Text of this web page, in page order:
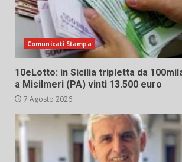
Comunicati Stampa
10eLotto: in Sicilia tripletta da
a Misilmeri (PA) vinti 13.500 euro
7 Agosto 2026